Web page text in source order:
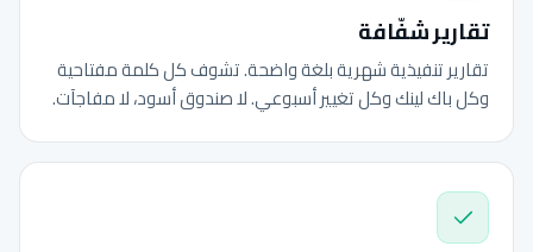
تقارير شفّافة
تقارير تنفيذية شهرية بلغة واضحة. تشوف كل كلمة مفتاحية
وكل باك لينك وكل تغيير أسبوعي. لا صندوق أسود، لا مفاجآت.